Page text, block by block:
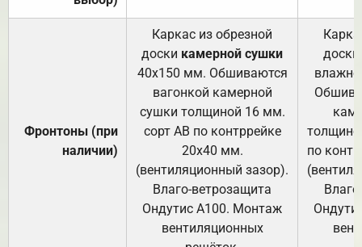
Фронтоны (при
наличии)
Каркас из обрезной
доски камерной сушки
40х150 мм. Обшиваются
вагонкой камерной
сушки толщиной 16 мм.
сорт АВ по контррейке
20х40 мм.
(вентиляционный зазор).
Влаго-ветрозащита
Ондутис А100. Монтаж
вентиляционных
доски
по